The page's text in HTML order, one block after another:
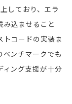
しており、エラ
み込ませること
トコードの実装ま
ンチマークでも
ィング支援が十分